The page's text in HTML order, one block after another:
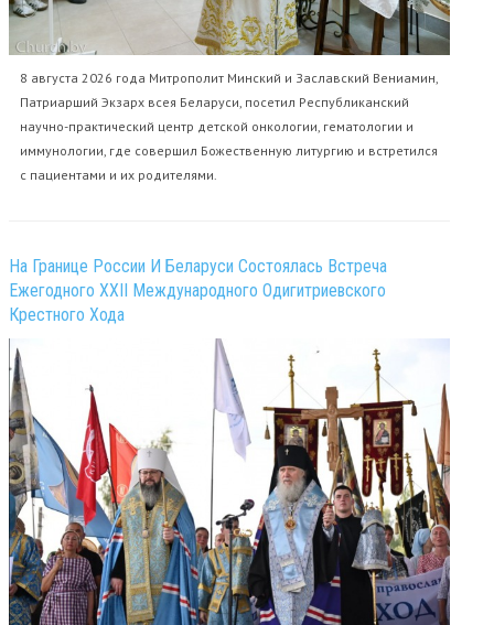
8 августа 2026 года Митрополит Минский и Заславский Вениамин,
Патриарший Экзарх всея Беларуси, посетил Республиканский
научно-практический центр детской онкологии, гематологии и
иммунологии, где совершил Божественную литургию и встретился
с пациентами и их родителями.
На Границе России И Беларуси Состоялась Встреча
Ежегодного XXII Международного Одигитриевского
Крестного Хода